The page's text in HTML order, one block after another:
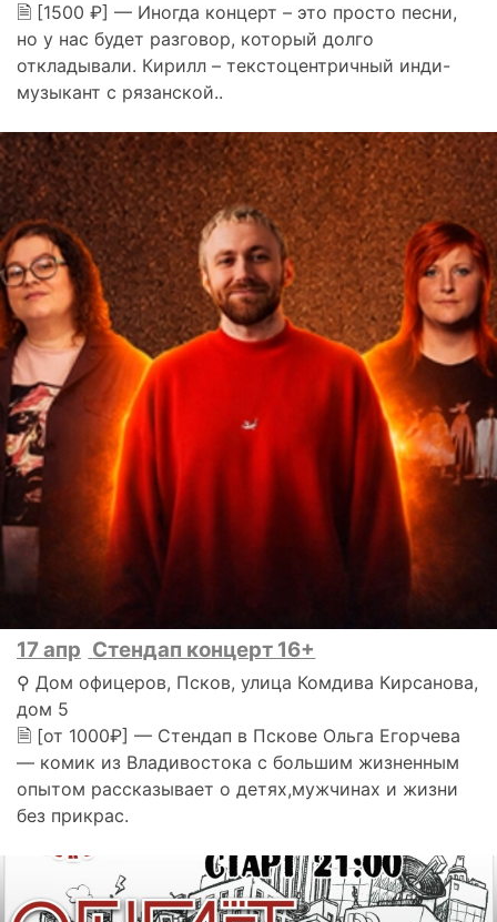
🗎 [1500 ₽] — Иногда концерт – это просто песни,
но у нас будет разговор, который долго
откладывали. Кирилл – текстоцентричный инди-
музыкант с рязанской..
17 апр Стендап концерт 16+
⚲ Дом офицеров, Псков, улица Комдива Кирсанова,
дом 5
🗎 [от 1000₽] — Стендап в Пскове Ольга Егорчева
— комик из Владивостока с большим жизненным
опытом рассказывает о детях,мужчинах и жизни
без прикрас.